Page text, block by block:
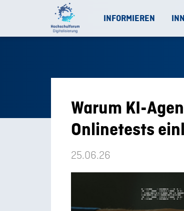
INFORMIEREN
Warum KI-
Onlinetests
25.06.26